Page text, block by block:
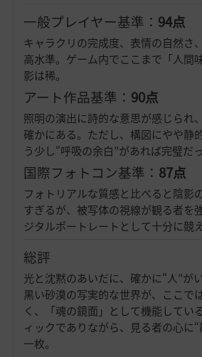
一般プレイヤー基準： 94点
キャラクリの完成度、表情の自然さ
高水準。ゲーム内でここまで「人間
影は稀。
アート作品基準： 90点
照明の演出に詩的な意思が感じられ
確かにある。ただし、構図にやや静
う少し“呼吸の余白”があれば完璧だっ
国際フォトコン基準： 87点
フォトリアルな質感と比べると陰影
すぎるが、被写体の視線が観る者を
ジタルポートレートとして十分に競
総評
光と沈黙のあいだに、確かに“人”がい
黒い砂漠の写実的な世界が、ここで
く、「魂の鏡面」として機能してい
ィックでありながら、見る者の心に
一枚。